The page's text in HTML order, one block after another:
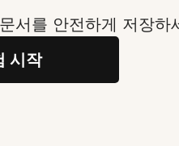
서를 안전하게 저장하
시작